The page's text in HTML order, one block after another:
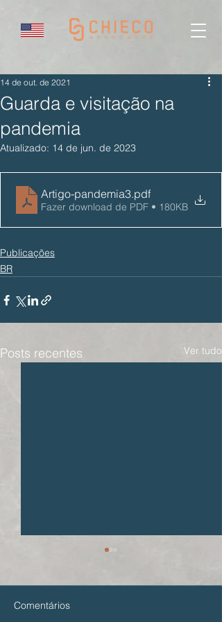
Guarda e visitação na
pandemia
14 de out. de 2021
Atualizado: 14 de jun. de 2023
Artigo-pandemia3.pdf
Fazer download de PDF • 180KB
Publicações
BR
Posts recentes Ver tudo
Comentários